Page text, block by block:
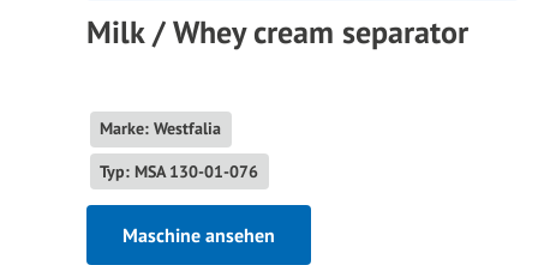
Milk / Whey cream separator
Marke: Westfalia
Typ: MSA 130-01-076
Maschine ansehen